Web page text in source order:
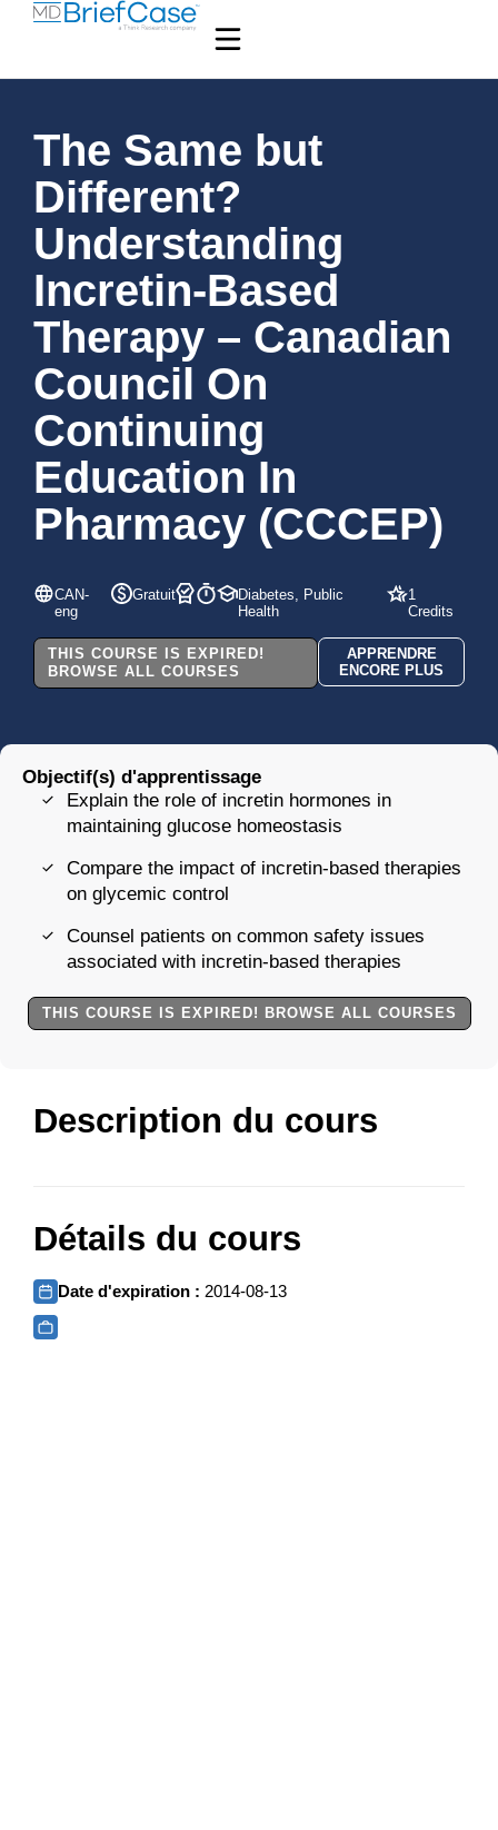
The Same but
Different?
Understanding
Incretin-Based
Therapy – Canadian
Council On
Continuing
Education In
Pharmacy (CCCEP)
CAN-
eng
Gratuit
Diabetes, Public
Health
1
Credits
THIS COURSE IS EXPIRED!
BROWSE ALL COURSES
APPRENDRE
ENCORE PLUS
Description du cours
Détails du cours
Date d'expiration : 2014-08-13
Objectif(s) d'apprentissage
Explain the role of incretin hormones in
maintaining glucose homeostasis
Compare the impact of incretin-based therapies
on glycemic control
Counsel patients on common safety issues
associated with incretin-based therapies
THIS COURSE IS EXPIRED! BROWSE ALL COURSES